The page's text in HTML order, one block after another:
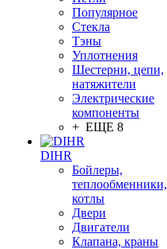
Популярное
Стекла
Тэны
Уплотнения
Шестерни, цепи,
натяжители
Электрические
компоненты
+ ЕЩЕ 8
DIHR
Бойлеры,
теплообменники,
котлы
Двери
Двигатели
Клапана, краны